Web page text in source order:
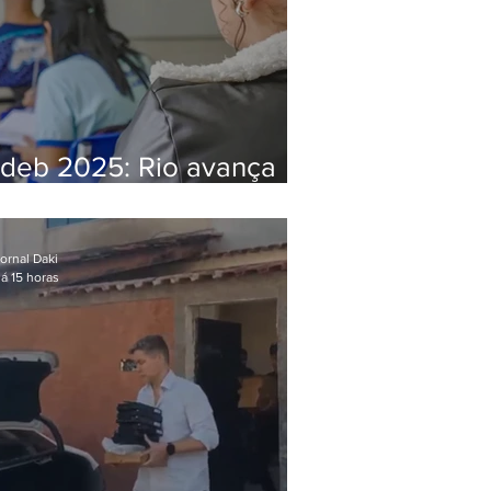
2025: Rio avança
da média nacional
Daki
15 horas